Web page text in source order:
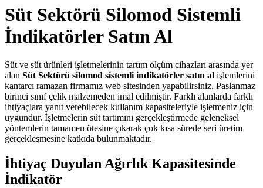
Süt Sektörü Silomod Sistemli
İndikatörler Satın Al
Süt ve süt ürünleri işletmelerinin tartım ölçüm cihazları arasında yer
alan Süt Sektörü silomod sistemli indikatörler satın al işlemlerini
kantarcı ramazan firmamız web sitesinden yapabilirsiniz. Paslanmaz
birinci sınıf çelik malzemeden imal edilmiştir. Farklı alanlarda farklı
ihtiyaçlara yanıt verebilecek kullanım kapasiteleriyle işletmeniz için
uygundur. İşletmelerin süt tartımını gerçekleştirmede geleneksel
yöntemlerin tamamen ötesine çıkarak çok kısa sürede seri üretim
gerçekleşmesine katkıda bulunmaktadır.
İhtiyaç Duyulan Ağırlık Kapasitesinde
İndikatör